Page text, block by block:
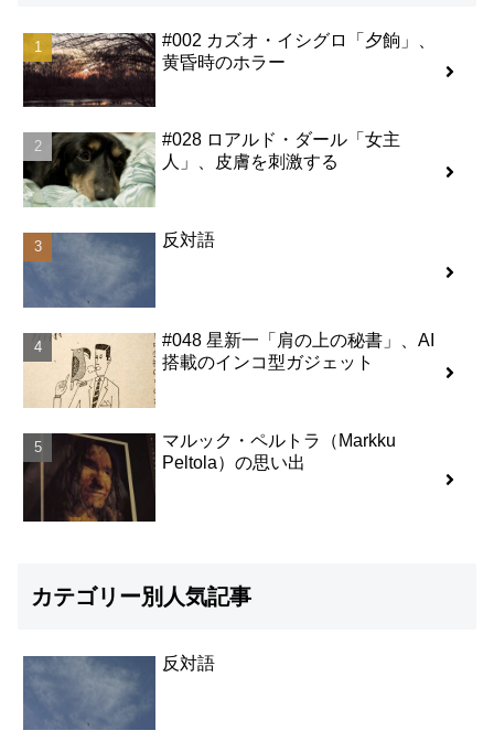
#002 カズオ・イシグロ「夕餉」、
黄昏時のホラー
#028 ロアルド・ダール「女主
人」、皮膚を刺激する
反対語
#048 星新一「肩の上の秘書」、AI
搭載のインコ型ガジェット
マルック・ペルトラ（Markku
Peltola）の思い出
カテゴリー別人気記事
反対語